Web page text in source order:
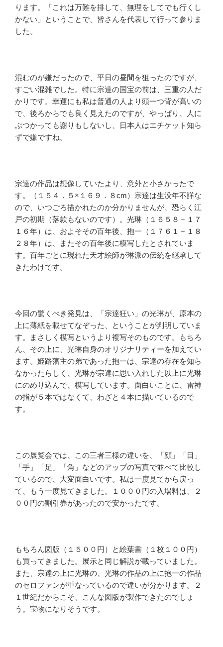
ります。「これは万難を排して、無理をしてでも行くし
かない」ということで、皆さんを代表して行って参りま
した。
混むのが嫌だったので、平日の昼間を狙ったのですが、
すごい混雑でした。特に宗達の国宝の前は、三重の人だ
かりです。幸運にも私は普通の人より頭一つ背が高いの
で、後ろからでも良く見えたのですが、やっぱり、人に
ぶつかっても謝りもしないし、日本人はエチケット知ら
ずで嫌ですね。
宗達の作品は想像していたより、意外と小さかったで
す。（１５４．５×１６９．８cm）宗達は生没年不詳な
ので、いつごろ描かれたのか分かりませんが、恐らく江
戸の初期（落款もないのです）。光琳（１６５８－１７
１６年）は、およそその百年後、抱一（１７６１－１８
２８年）は、またその百年後に模写したとされていま
す。百年ごとに現れた天才絵師が琳派の伝統を継承して
きたわけです。
今回の驚くべき発見は、「宗達狂い」の光琳が、原本の
上に薄紙を載せてなぞった、ということが判明していま
す。まさしく模写というより複写そのものです。もちろ
ん、その上に、光琳自身のオリジナリティーを加えてい
ます。姫路藩主の弟であった抱一は、宗達の存在を知ら
なかったらしく、光琳が宗達に思い入れした以上に光琳
にのめり込んで、模写しています。面白いことに、雷神
の指が５本ではなくて、わざと４本に描いているので
す。
この展覧会では、この三者三様の違いを、「顔」「目」
「手」「足」「角」などのアップの写真で並べて比較し
ているので、大変面白いです。私は一度見てから戻っ
て、もう一度見てきました。１０００円の入場料は、２
００円の割引券があったので安かったです。
もちろん図版（１５００円）と絵葉書（１枚１００円）
も買ってきました。展示と同じ解説が載っていました。
また、宗達の上に光琳の、光琳の作品の上に抱一の作品
のセロファンが重なっているので違いが分かります。２
１世紀だからこそ、こんな図版が製作できたのでしょ
う。宝物になりそうです。